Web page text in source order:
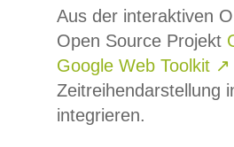
Aus der interaktiven
Open Source Projekt
Google Web Toolkit ↗
Zeitreihendarstellung
integrieren.